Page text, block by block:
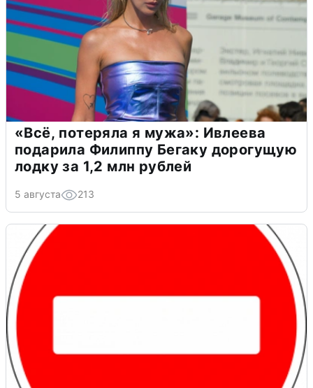
«Всё, потеряла я мужа»: Ивлеева
подарила Филиппу Бегаку дорогущую
лодку за 1,2 млн рублей
5 августа 213